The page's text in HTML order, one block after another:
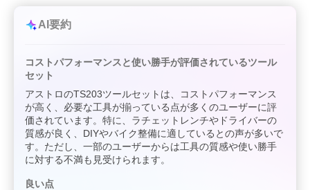
AI要約
コストパフォーマンスと使い勝手が評価されているツール
セット
アストロのTS203ツールセットは、コストパフォーマンス
が高く、必要な工具が揃っている点が多くのユーザーに評
価されています。特に、ラチェットレンチやドライバーの
質感が良く、DIYやバイク整備に適しているとの声が多いで
す。ただし、一部のユーザーからは工具の質感や使い勝手
に対する不満も見受けられます。
良い点